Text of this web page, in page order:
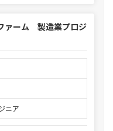
ァーム 製造業プロジ
ニア